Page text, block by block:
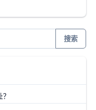
搜索